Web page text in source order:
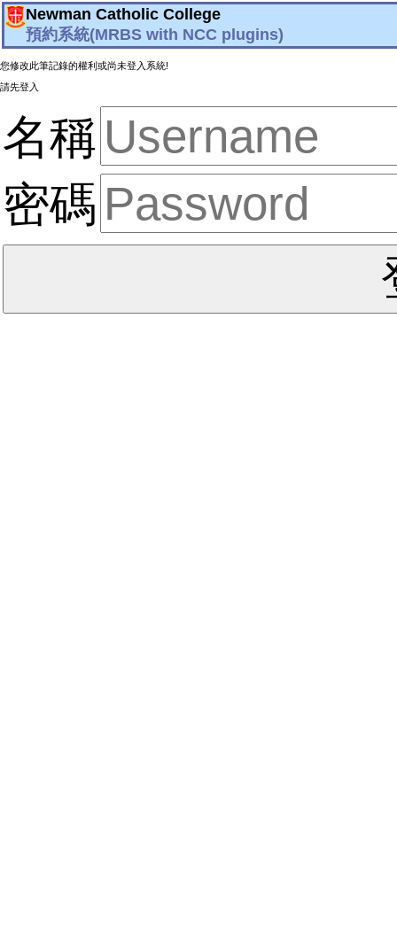
Newman Catholic College
預約系統(MRBS with NCC plugins)
您修改此筆記錄的權利或尚未登入系統!
請先登入
名稱
密碼